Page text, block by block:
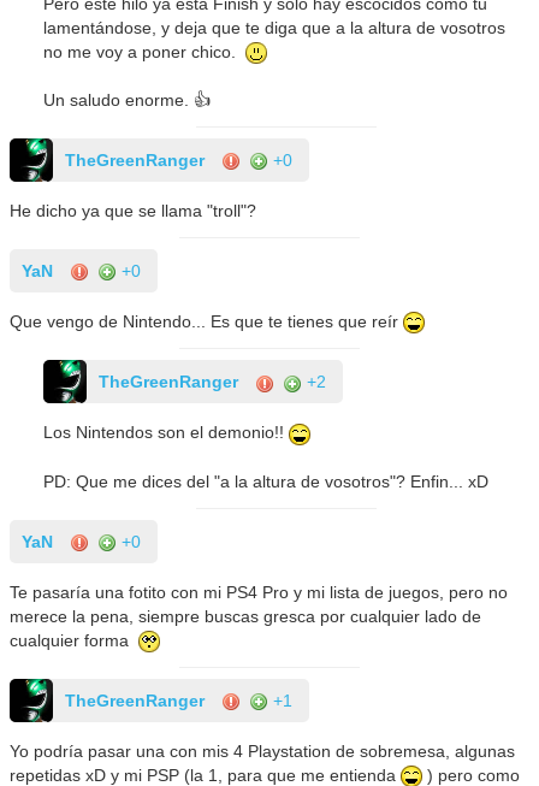
lamentándose, y deja que te diga que a la altura de vosotros
no me voy a poner chico.
Un saludo enorme. 👍
TheGreenRanger +0
He dicho ya que se llama "troll"?
YaN +0
Que vengo de Nintendo... Es que te tienes que reír
TheGreenRanger +2
Los Nintendos son el demonio!!
PD: Que me dices del "a la altura de vosotros"? Enfin... xD
YaN +0
Te pasaría una fotito con mi PS4 Pro y mi lista de juegos, pero no
merece la pena, siempre buscas gresca por cualquier lado de
cualquier forma
TheGreenRanger +1
Yo podría pasar una con mis 4 Playstation de sobremesa, algunas
repetidas xD y mi PSP (la 1, para que me entienda
) pero como